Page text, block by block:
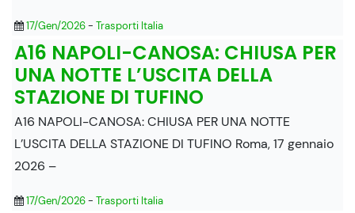
17/Gen/2026- Trasporti Italia
A16 NAPOLI-CANOSA: CHIUSA PER
UNA NOTTE L’USCITA DELLA
STAZIONE DI TUFINO
A16 NAPOLI-CANOSA: CHIUSA PER UNA NOTTE
L’USCITA DELLA STAZIONE DI TUFINO Roma, 17 gennaio
2026 –
17/Gen/2026- Trasporti Italia